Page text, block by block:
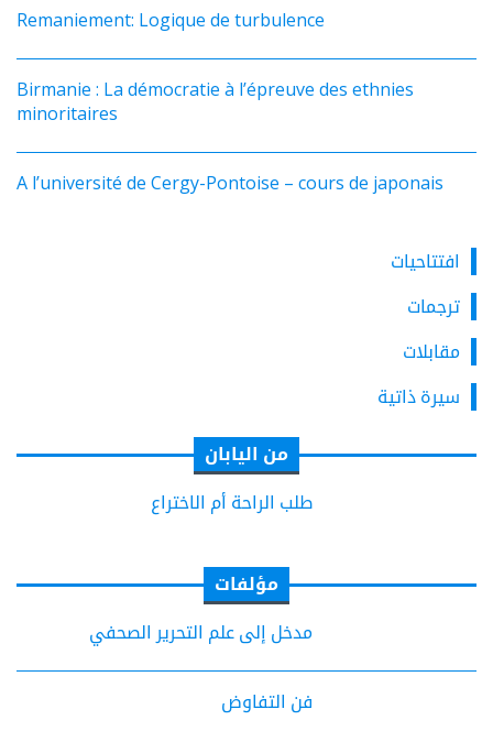
Remaniement: Logique de turbulence
Birmanie : La démocratie à l’épreuve des ethnies
minoritaires
A l’université de Cergy-Pontoise – cours de japonais
افتتاحيات
ترجمات
مقابلات
سيرة ذاتية
من اليابان
طلب الراحة أم الاختراع
مؤلفات
مدخل إلى علم التحرير الصحفي
فن التفاوض